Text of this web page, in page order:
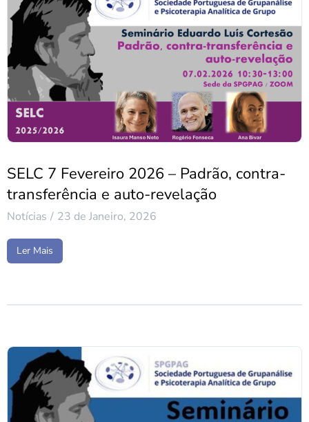
SELC 7 Fevereiro 2026 – Padrão, contra-
transferência e auto-revelação
Notícias 23 de Janeiro, 2026
Ler Mais